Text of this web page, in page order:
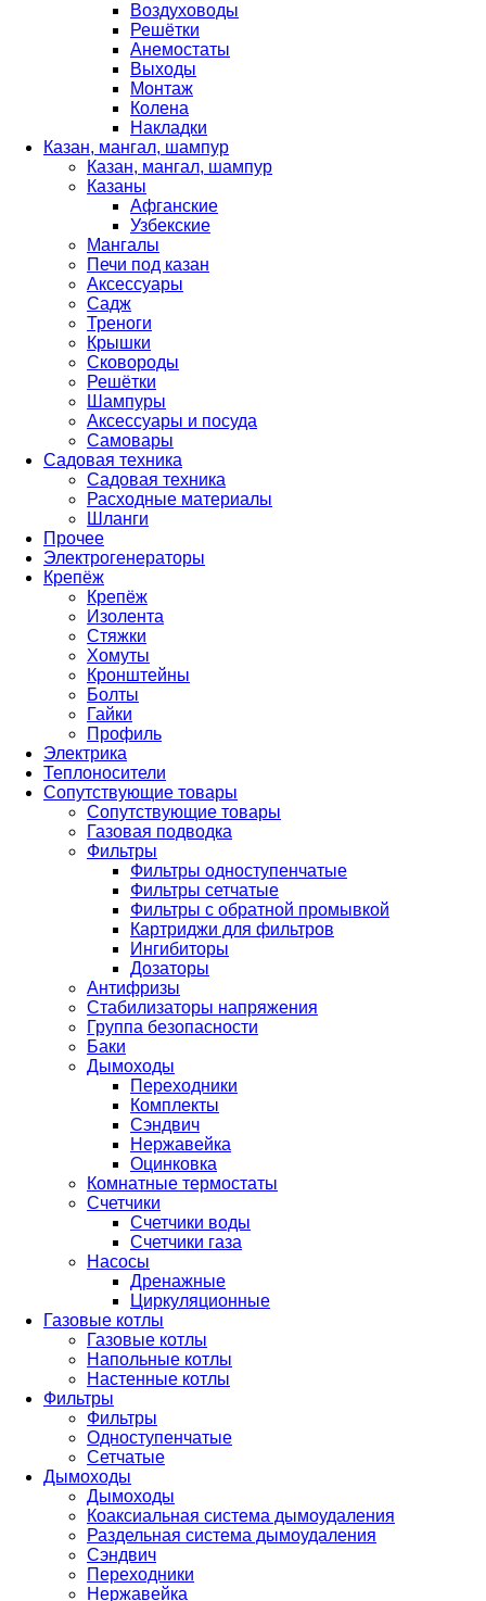
Воздуховоды
Решётки
Анемостаты
Выходы
Монтаж
Колена
Накладки
Казан, мангал, шампур
Казан, мангал, шампур
Казаны
Афганские
Узбекские
Мангалы
Печи под казан
Аксессуары
Садж
Треноги
Крышки
Сковороды
Решётки
Шампуры
Аксессуары и посуда
Самовары
Садовая техника
Садовая техника
Расходные материалы
Шланги
Прочее
Электрогенераторы
Крепёж
Крепёж
Изолента
Стяжки
Хомуты
Кронштейны
Болты
Гайки
Профиль
Электрика
Теплоносители
Сопутствующие товары
Сопутствующие товары
Газовая подводка
Фильтры
Фильтры одноступенчатые
Фильтры сетчатые
Фильтры с обратной промывкой
Картриджи для фильтров
Ингибиторы
Дозаторы
Антифризы
Стабилизаторы напряжения
Группа безопасности
Баки
Дымоходы
Переходники
Комплекты
Сэндвич
Нержавейка
Оцинковка
Комнатные термостаты
Счетчики
Счетчики воды
Счетчики газа
Насосы
Дренажные
Циркуляционные
Газовые котлы
Газовые котлы
Напольные котлы
Настенные котлы
Фильтры
Фильтры
Одноступенчатые
Сетчатые
Дымоходы
Дымоходы
Коаксиальная система дымоудаления
Раздельная система дымоудаления
Сэндвич
Переходники
Нержавейка